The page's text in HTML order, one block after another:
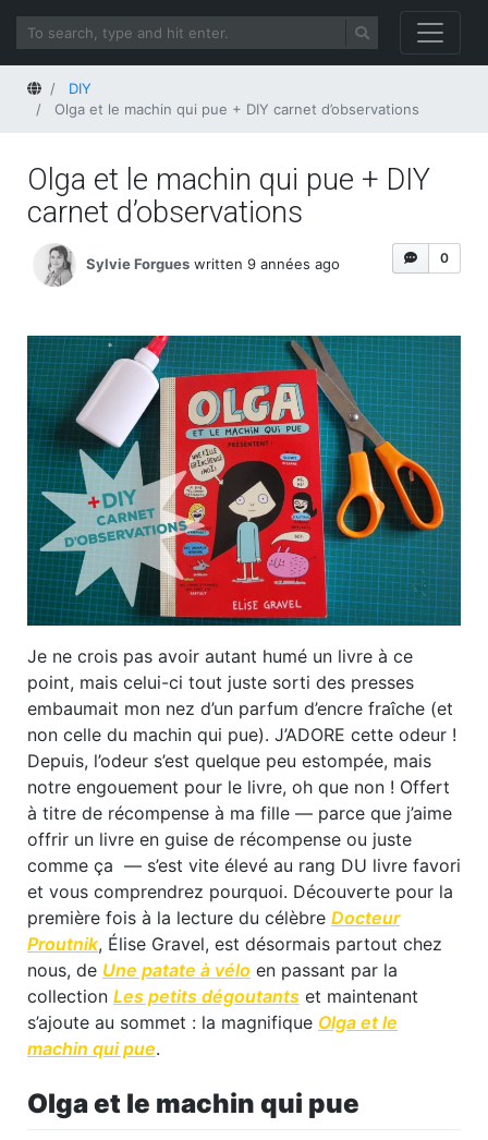
HomeDIY
Olga et le machin qui pue + DIY carnet d’observations
Olga et le machin qui pue + DIY
carnet d’observations
0
Sylvie Forgues written 9 années ago
Je ne crois pas avoir autant humé un livre à ce
point, mais celui-ci tout juste sorti des presses
embaumait mon nez d’un parfum d’encre fraîche (et
non celle du machin qui pue). J’ADORE cette odeur !
Depuis, l’odeur s’est quelque peu estompée, mais
notre engouement pour le livre, oh que non ! Offert
à titre de récompense à ma fille ― parce que j’aime
offrir un livre en guise de récompense ou juste
comme ça ― s’est vite élevé au rang DU livre favori
et vous comprendrez pourquoi. Découverte pour la
première fois à la lecture du célèbre Docteur
Proutnik, Élise Gravel, est désormais partout chez
nous, de Une patate à vélo en passant par la
collection Les petits dégoutants et maintenant
s’ajoute au sommet : la magnifique Olga et le
machin qui pue.
Olga et le machin qui pue